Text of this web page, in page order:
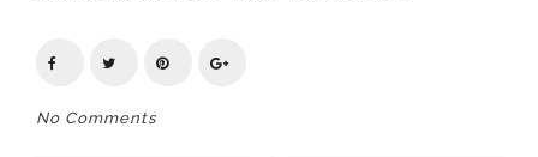
No Comments